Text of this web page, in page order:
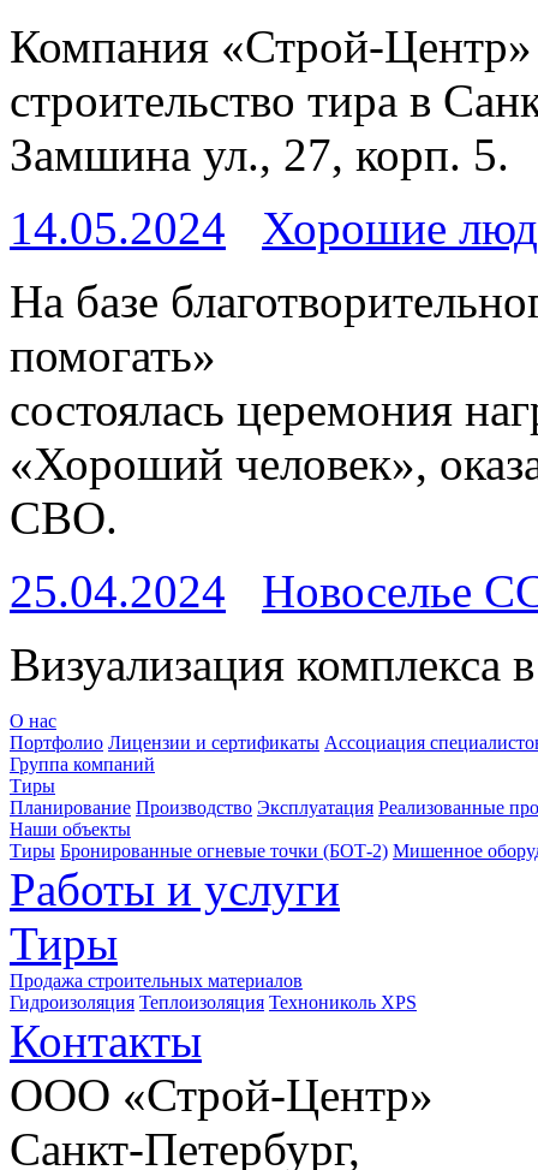
Компания «Строй-Центр»
строительство тира в
Замшина ул., 27, корп. 5.
14.05.2024
Хорошие
На базе
помогать»
состоялась церемония
«Хороший человек»,
СВО.
25.04.2024
Новоселье
Визуализация комплекса
О нас
Портфолио Лицензии и сертификаты Ассоциация
Группа компаний
Тиры
Планирование Производство Эксплуатация Реализованные
Наши объекты
Тиры Бронированные огневые точки (БОТ-2) Мишенное
Работы и услуги
Тиры
Продажа строительных материалов
Гидроизоляция Теплоизоляция Технониколь XPS
Контакты
ООО «Строй-Центр»
Санкт-Петербург,